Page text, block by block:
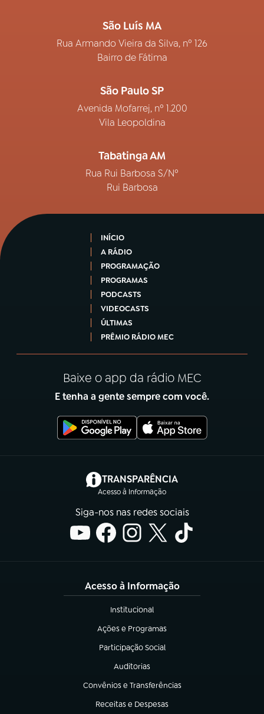
São Luís MA
Rua Armando Vieira da Silva, nº 126
Bairro de Fátima
São Paulo SP
Avenida Mofarrej, nº 1.200
Vila Leopoldina
Tabatinga AM
Rua Rui Barbosa S/Nº
Rui Barbosa
INÍCIO
A RÁDIO
PROGRAMAÇÃO
PROGRAMAS
PODCASTS
VIDEOCASTS
ÚLTIMAS
PRÊMIO RÁDIO MEC
Baixe o app da rádio MEC
E tenha a gente sempre com você.
TRANSPARÊNCIA
Acesso à Informação
(abre em nova aba)
Siga-nos nas redes sociais
Acesso à Informação
Institucional
(abre em nova aba)
Ações e Programas
(abre em nova aba)
Participação Social
(abre em nova aba)
Auditorias
(abre em nova aba)
Convênios e Transferências
(abre em nova aba)
Receitas e Despesas
(abre em nova aba)